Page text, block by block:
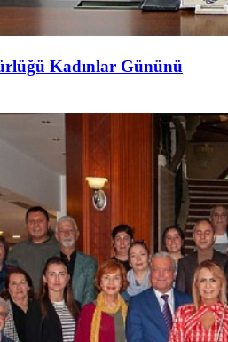
Kadınlar Gününü